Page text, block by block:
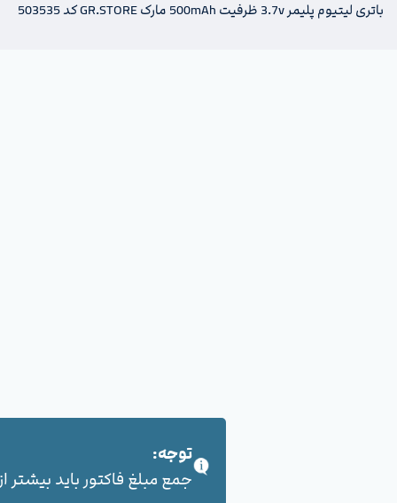
توجه:
جمع مبلغ فاکتور باید بیشتر از 100,000 هزار تومان
باتری لیتیوم پلیمر 3.7v ظرفیت 500mAh مارک GR.STORE کد 503535